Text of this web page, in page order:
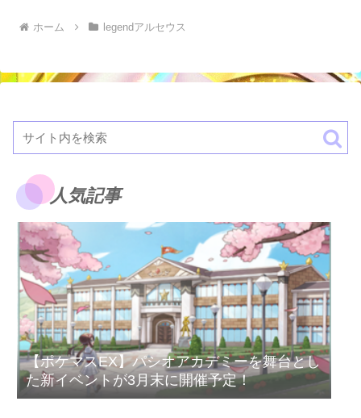
ホーム legendアルセウス
人気記事
【ポケマスEX】パシオアカデミーを舞台とし
た新イベントが3月末に開催予定！